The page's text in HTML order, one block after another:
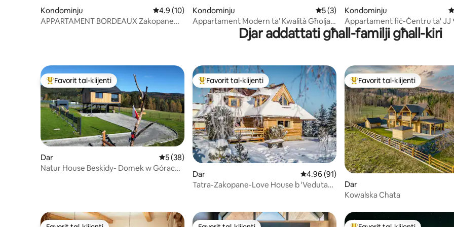
Kondominju Rating medju ta' 4.9 minn 5, skont dan-numru ta' reviews: 10
4.9 (10)
APPARTAMENT BORDEAUX Zakopane
Kondominju Rating medju ta' 5 minn 5, skont dan-
5 (3)
Appartament Modern ta' Kwalità Għolja
Qrib Szyndzielnia, Roti u Ski
Kondominju
Appartament fiċ-Ċentru ta' JJ
veloċi + Veduti tal-Park
Djar addattati għall-familji għall-kiri
Wieħed mill-aqwa favoriti tal-klijenti
Favorit tal-klijenti
Dar Rating medju ta' 5 minn 5, skont dan-numru ta' reviews: 38
5 (38)
Natur House Beskidy- Domek w Górach,
Wieħed mill-aqwa favoriti tal-klijenti
Favorit tal-klijenti
Dar Rating medju ta' 4.96 minn 5, skont dan-
4.96 (91)
Tatra-Zakopane-Love House b 'Veduta
Wieħed mill-aqwa favoriti tal-
Favorit tal-klijenti
Dar
Kowalska Chata